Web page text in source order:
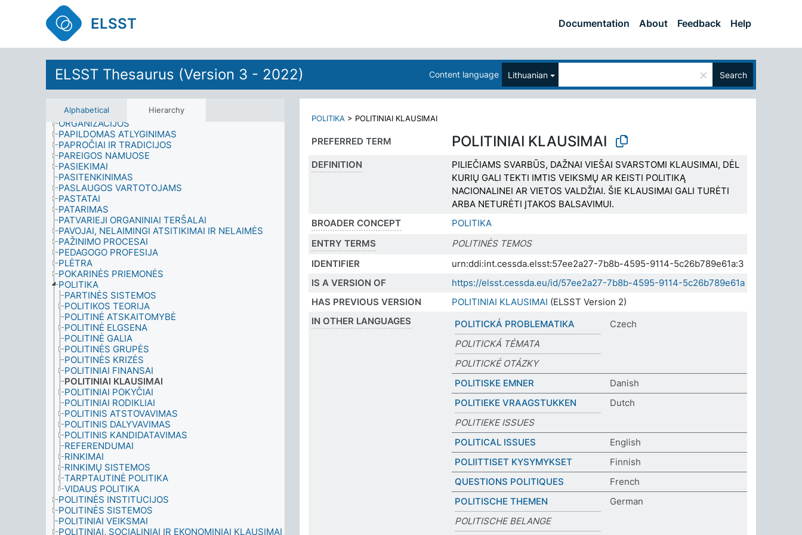
ELSST Documentation About Feedback Help
ELSST Thesaurus (Version 3 - 2022) Content language Lithuanian × Search
Alphabetical Hierarchy
MOKYKLOS BAIGIMAS
MOKYMOSI APLINKA
MOTYVACIJA
MUZIKANTAI
NAMŲ ŪKIAI
NARYSTĖ
NEGALIOS
NEPRITEKLIUS
NUSIGINKLAVIMAS
NUSIKALTIMAI IR SAUGUMAS
OKUPUOTOS TERITORIJOS
ORGANIZACIJOS
PAPILDOMAS ATLYGINIMAS
PAPROČIAI IR TRADICIJOS
PAREIGOS NAMUOSE
PASIEKIMAI
PASITENKINIMAS
PASLAUGOS VARTOTOJAMS
PASTATAI
PATARIMAS
PATVARIEJI ORGANINIAI TERŠALAI
PAVOJAI, NELAIMINGI ATSITIKIMAI IR NELAIMĖS
PAŽINIMO PROCESAI
PEDAGOGO PROFESIJA
PLĖTRA
POKARINĖS PRIEMONĖS
POLITIKA
PARTINĖS SISTEMOS
POLITIKOS TEORIJA
POLITINĖ ATSKAITOMYBĖ
POLITINĖ ELGSENA
POLITINĖ GALIA
POLITINĖS GRUPĖS
POLITINĖS KRIZĖS
POLITINIAI FINANSAI
POLITINIAI KLAUSIMAI
POLITINIAI POKYČIAI
POLITINIAI RODIKLIAI
POLITINIS ATSTOVAVIMAS
POLITINIS DALYVAVIMAS
POLITINIS KANDIDATAVIMAS
REFERENDUMAI
RINKIMAI
RINKIMŲ SISTEMOS
TARPTAUTINĖ POLITIKA
VIDAUS POLITIKA
POLITINĖS INSTITUCIJOS
POLITINĖS SISTEMOS
POLITINIAI VEIKSMAI
POLITINIAI, SOCIALINIAI IR EKONOMINIAI KLAUSIMAI
POLITIKA > POLITINIAI KLAUSIMAI
PREFERRED TERM POLITINIAI KLAUSIMAI
DEFINITION
PILIEČIAMS SVARBŪS, DAŽNAI VIEŠAI SVARSTOMI KLAUSIMAI, DĖL
KURIŲ GALI TEKTI IMTIS VEIKSMŲ AR KEISTI POLITIKĄ
NACIONALINEI AR VIETOS VALDŽIAI. ŠIE KLAUSIMAI GALI TURĖTI
ARBA NETURĖTI ĮTAKOS BALSAVIMUI.
BROADER CONCEPT
POLITIKA
ENTRY TERMS
POLITINĖS TEMOS
IDENTIFIER
urn:ddi:int.cessda.elsst:57ee2a27-7b8b-4595-9114-5c26b789e61a:3
IS A VERSION OF
https://elsst.cessda.eu/id/57ee2a27-7b8b-4595-9114-5c26b789e61a
HAS PREVIOUS VERSION
POLITINIAI KLAUSIMAI (ELSST Version 2)
IN OTHER LANGUAGES
POLITICKÁ PROBLEMATIKA
Czech
POLITICKÁ TÉMATA
POLITICKÉ OTÁZKY
POLITISKE EMNER
Danish
POLITIEKE VRAAGSTUKKEN
Dutch
POLITIEKE ISSUES
POLITICAL ISSUES
English
POLIITTISET KYSYMYKSET
Finnish
QUESTIONS POLITIQUES
French
POLITISCHE THEMEN
German
POLITISCHE BELANGE